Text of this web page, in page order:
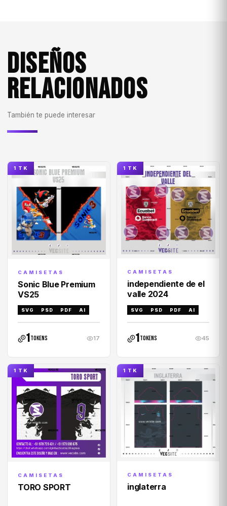
DISEÑOS
RELACIONADOS
También te puede interesar
1 TK
CAMISETAS
Sonic Blue Premium
VS25
SVG PSD PDF AI
1tokens 17
1 TK
CAMISETAS
independiente de el
valle 2024
SVG PSD PDF AI
1tokens 45
1 TK
CAMISETAS
TORO SPORT
1 TK
CAMISETAS
inglaterra